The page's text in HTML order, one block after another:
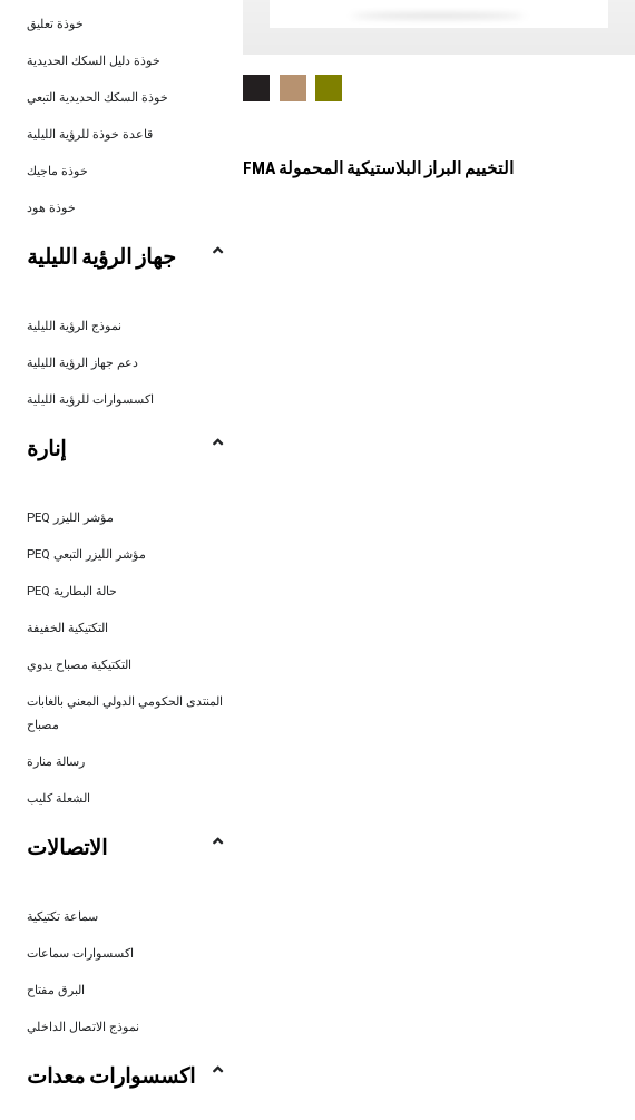
خوذة تعليق
خوذة دليل السكك الحديدية
خوذة السكك الحديدية التبعي
قاعدة خوذة للرؤية الليلية
خوذة ماجيك
خوذة هود
جهاز الرؤية الليلية
نموذج الرؤية الليلية
دعم جهاز الرؤية الليلية
اكسسوارات للرؤية الليلية
إنارة
PEQ مؤشر الليزر
PEQ مؤشر الليزر التبعي
PEQ حالة البطارية
التكتيكية الخفيفة
التكتيكية مصباح يدوي
المنتدى الحكومي الدولي المعني بالغابات
مصباح
رسالة منارة
الشعلة كليب
الاتصالات
سماعة تكتيكية
اكسسوارات سماعات
البرق مفتاح
نموذج الاتصال الداخلي
اكسسوارات معدات
FMA التخييم البراز البلاستيكية المحمولة